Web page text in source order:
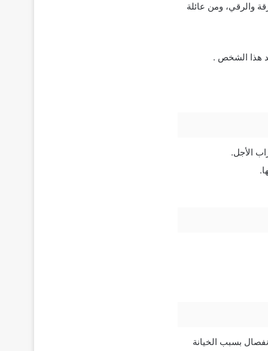
والرقي، ومن عائلة
هذا الشخص .
الأجل.
بسبب الخيانة